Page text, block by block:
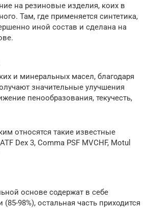
на резиновые изделия, коих в
Там, где применяется синтетика,
иной состав и сделана на
и минеральных масел, благодаря
значительные улучшения
пенообразования, текучесть,
относятся такие известные
Dex 3, Comma PSF MVCHF, Motul
основе содержат в себе
98%), остальная часть приходится